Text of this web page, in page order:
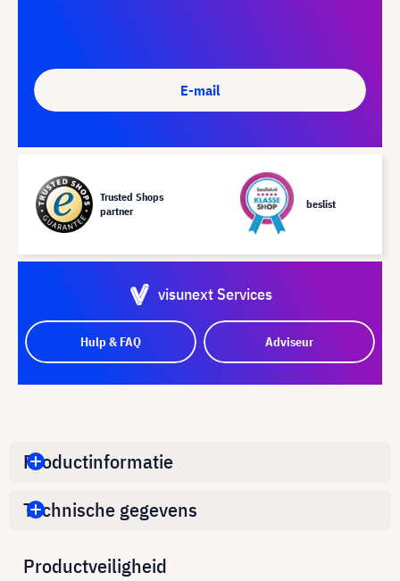
E-mail
Trusted Shops
partner
beslist
visunext Services
Hulp & FAQ Adviseur
Productinformatie
Technische gegevens
Productveiligheid